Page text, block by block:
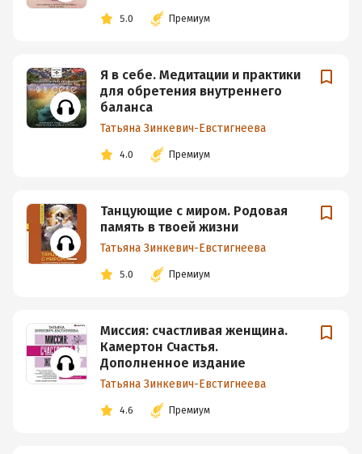
5.0 Премиум
Я в себе. Медитации и практики
для обретения внутреннего
баланса
Татьяна Зинкевич-Евстигнеева
4.0 Премиум
Танцующие с миром. Родовая
память в твоей жизни
Татьяна Зинкевич-Евстигнеева
5.0 Премиум
Миссия: счастливая женщина.
Камертон Счастья.
Дополненное издание
Татьяна Зинкевич-Евстигнеева
4.6 Премиум